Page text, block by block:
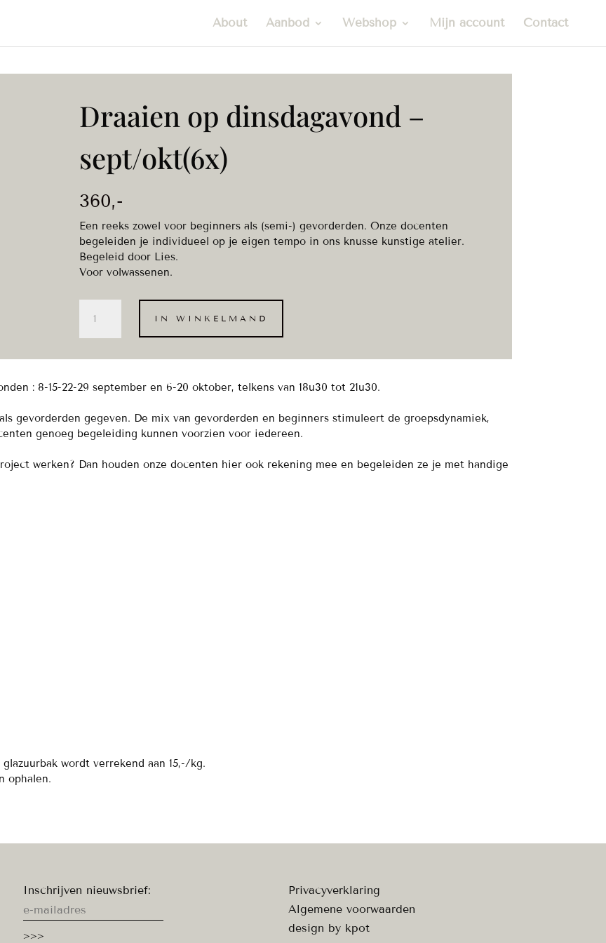
About Aanbod Webshop Mijn account Contact
Draaien op dinsdagavond –
sept/okt(6x)
360,-
Een reeks zowel voor beginners als (semi-) gevorderden. Onze docenten
begeleiden je individueel op je eigen tempo in ons knusse kunstige atelier.
Begeleid door Lies.
Voor volwassenen.
dinsdagavond
aantal
IN WINKELMAND
: 8-15-22-29 september en 6-20 oktober, telkens van 18u30 tot 21u30.
gevorderden gegeven. De mix van gevorderden en beginners stimuleert de groepsdynamiek,
genoeg begeleiding kunnen voorzien voor iedereen.
werken? Dan houden onze docenten hier ook rekening mee en begeleiden ze je met handige
wordt verrekend aan 15,-/kg.
ophalen.
Inschrijven nieuwsbrief:
Privacyverklaring
Algemene voorwaarden
design by kpot